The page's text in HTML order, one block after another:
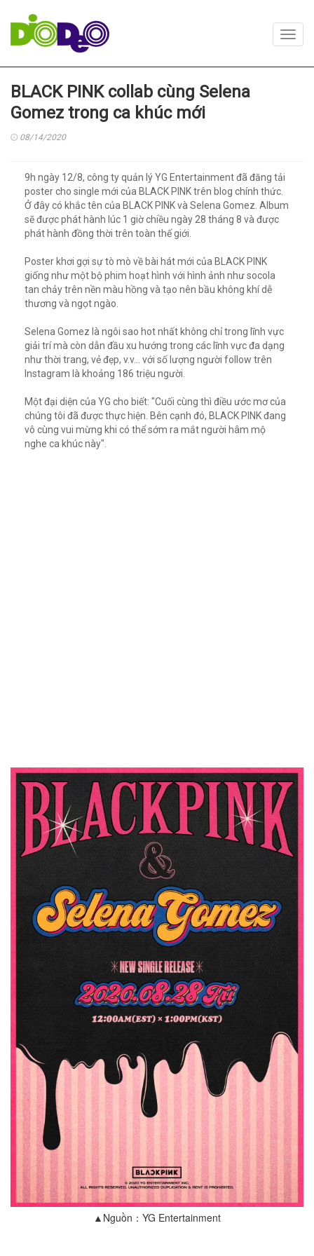
BLACK PINK collab cùng Selena
Gomez trong ca khúc mới
08/14/2020
9h ngày 12/8, công ty quản lý YG Entertainment đã đăng tải
poster cho single mới của BLACK PINK trên blog chính thức.
Ở đây có khắc tên của BLACK PINK và Selena Gomez. Album
sẽ được phát hành lúc 1 giờ chiều ngày 28 tháng 8 và được
phát hành đồng thời trên toàn thế giới.
Poster khơi gợi sự tò mò về bài hát mới của BLACK PINK
giống như một bộ phim hoạt hình với hình ảnh như socola
tan chảy trên nền màu hồng và tạo nên bầu không khí dễ
thương và ngọt ngào.
Selena Gomez là ngôi sao hot nhất không chỉ trong lĩnh vực
giải trí mà còn dẫn đầu xu hướng trong các lĩnh vực đa dạng
như thời trang, vẻ đẹp, v.v... với số lượng người follow trên
Instagram là khoảng 186 triệu người.
Một đại diện của YG cho biết: "Cuối cùng thì điều ước mơ của
chúng tôi đã được thực hiện. Bên cạnh đó, BLACK PINK đang
vô cùng vui mừng khi có thể sớm ra mắt người hâm mộ
nghe ca khúc này".
▲Nguồn：YG Entertainment